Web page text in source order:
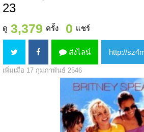
23
ดู 3,379 ครั้ง 0 แชร์
ส่งไลน์
เพิ่มเมื่อ 17 กุมภาพันธ์ 2546